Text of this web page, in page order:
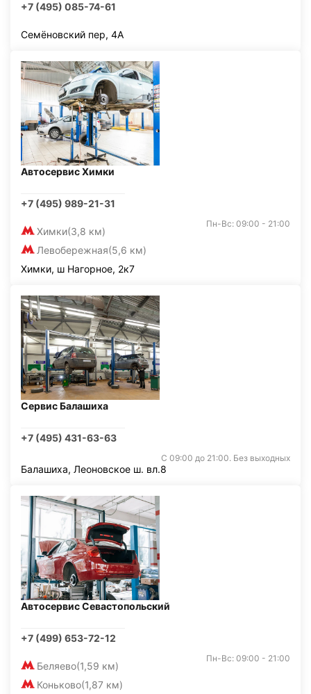
+7 (495) 085-74-61
Семёновский пер, 4А
Автосервис Химки
+7 (495) 989-21-31
Химки(3,8 км)
Левобережная(5,6 км)
Пн-Вс: 09:00 - 21:00
Химки, ш Нагорное, 2к7
Сервис Балашиха
+7 (495) 431-63-63
С 09:00 до 21:00. Без выходных
Балашиха, Леоновское ш. вл.8
Автосервис Севастопольский
+7 (499) 653-72-12
Беляево(1,59 км)
Коньково(1,87 км)
Пн-Вс: 09:00 - 21:00